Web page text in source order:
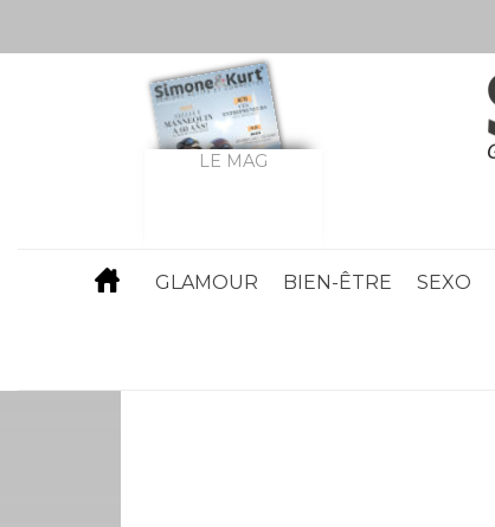
LE MAG
GLAMOUR BIEN-ÊTRE SEXO